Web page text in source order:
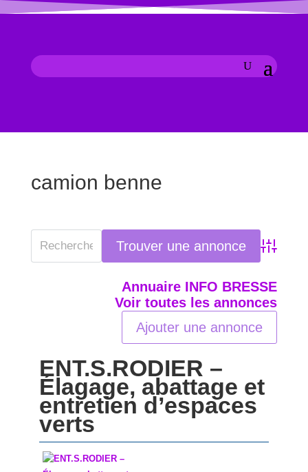
camion benne
Annuaire INFO BRESSE
Voir toutes les annonces
Ajouter une annonce
ENT.S.RODIER –
Élagage, abattage et
entretien d’espaces
verts